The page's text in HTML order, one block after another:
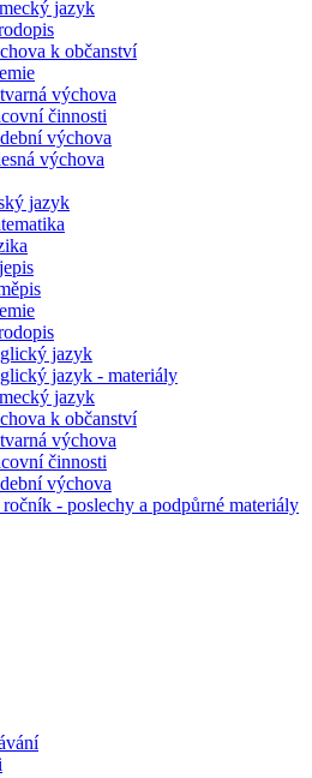
jazyk
k občanství
výchova
činnosti
výchova
výchova
jazyk
jazyk
jazyk - materiály
jazyk
k občanství
výchova
činnosti
výchova
- poslechy a podpůrné materiály